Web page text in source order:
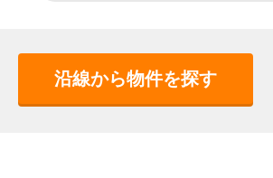
沿線から物件を探す